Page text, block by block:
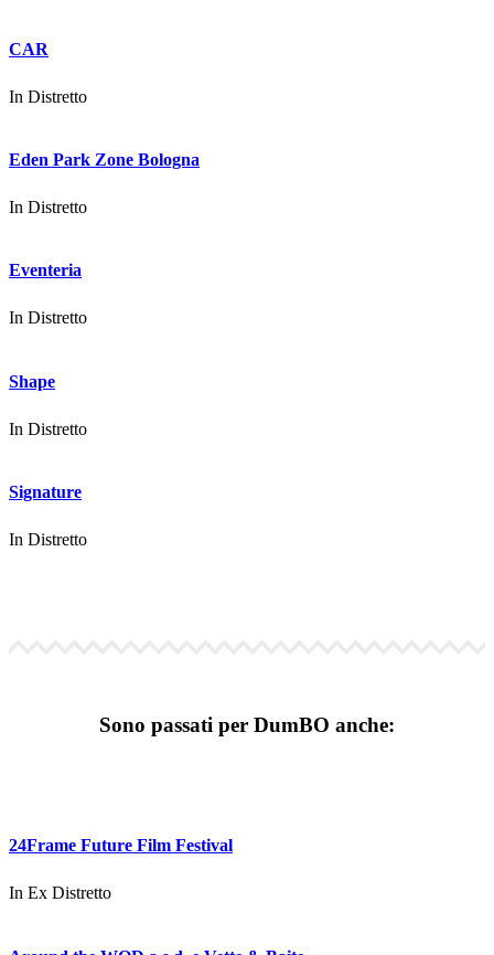
CAR
In Distretto
Eden Park Zone Bologna
In Distretto
Eventeria
In Distretto
Shape
In Distretto
Signature
In Distretto
Sono passati per DumBO anche:
24Frame Future Film Festival
In Ex Distretto